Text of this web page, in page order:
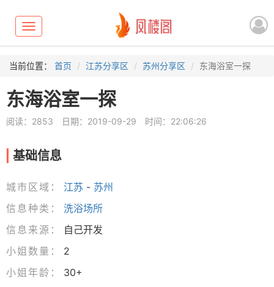
Toggle
navigation
当前位置： 首页 江苏分享区 苏州分享区 东海浴室一探
东海浴室一探
阅读：2853 日期：2019-09-29 时间：22:06:26
基础信息
城市区域： 江苏 - 苏州
信息种类：
洗浴场所
信息来源：
自己开发
小姐数量：
2
小姐年龄：
30+